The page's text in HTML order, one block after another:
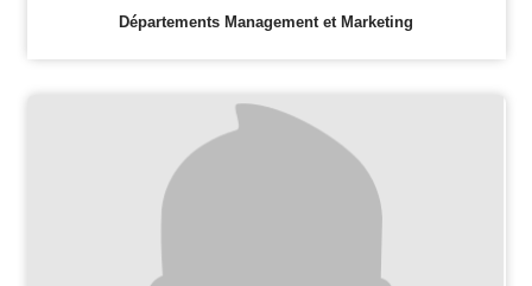
Départements Management et Marketing